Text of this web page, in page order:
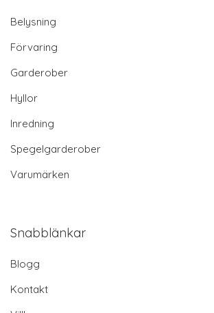
Belysning
Förvaring
Garderober
Hyllor
Inredning
Spegelgarderober
Varumärken
Snabblänkar
Blogg
Kontakt